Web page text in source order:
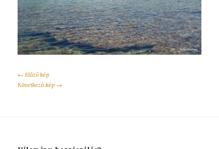
← Előző kép
Következő kép →